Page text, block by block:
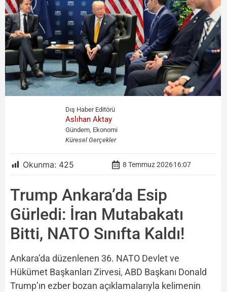
Dış Haber Editörü
Aslıhan Aktay
Gündem, Ekonomi
Küresel Gerçekler
Okunma: 425 8 Temmuz 202616:07
Trump Ankara’da Esip
Gürledi: İran Mutabakatı
Bitti, NATO Sınıfta Kaldı!
Ankara’da düzenlenen 36. NATO Devlet ve
Hükümet Başkanları Zirvesi, ABD Başkanı Donald
Trump’ın ezber bozan açıklamalarıyla kelimenin